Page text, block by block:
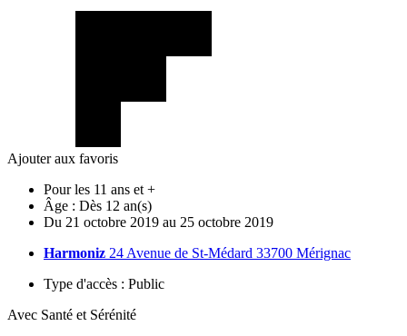
Ajouter aux favoris
Pour les 11 ans et +
Âge : Dès 12 an(s)
Du 21 octobre 2019 au 25 octobre 2019
Harmoniz 24 Avenue de St-Médard 33700 Mérignac
Type d'accès : Public
Avec Santé et Sérénité